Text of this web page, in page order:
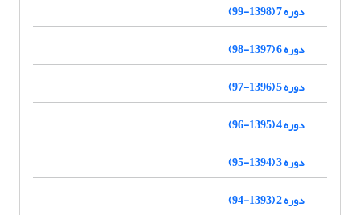
دوره 7 (1398-99)
دوره 6 (1397-98)
دوره 5 (1396-97)
دوره 4 (1395-96)
دوره 3 (1394-95)
دوره 2 (1393-94)